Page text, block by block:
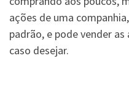
ações de uma companhia,
padrão, e pode vender
caso desejar.